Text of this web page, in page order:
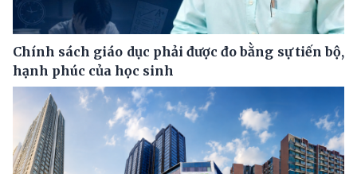
Chính sách giáo dục phải được đo bằng sự tiến bộ,
hạnh phúc của học sinh